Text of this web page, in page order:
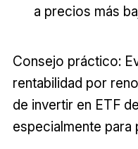
a precios más
Consejo práctico:
rentabilidad por
de invertir en ETF
especialmente